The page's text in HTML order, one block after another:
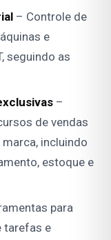
– Controle de
e
seguindo as
–
de vendas
incluindo
estoque e
para
tarefas e